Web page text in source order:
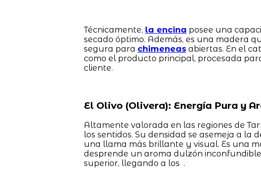
Técnicamente, la encina posee una
secado óptimo. Además, es una madera
segura para chimeneasabiertas. En el
como el producto principal, procesada
cliente.
El Olivo (Olivera): Energía Pura y
Altamente valorada en las regiones de
los sentidos. Su densidad se asemeja a la
una llama más brillante y visual. Es una
desprende un aroma dulzón
superior, llegando a los .